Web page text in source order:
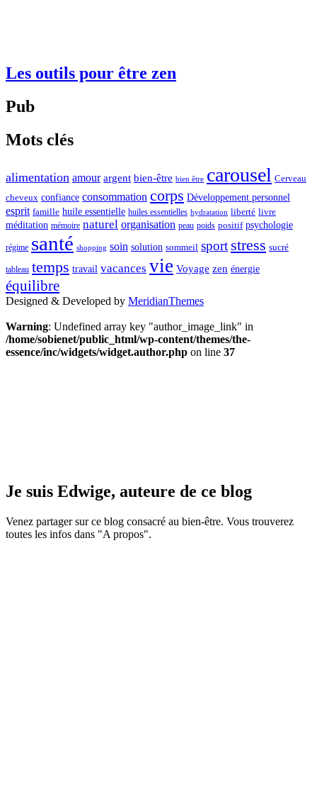
Les outils pour être zen
Pub
Mots clés
alimentation amour argent bien-être bien être carousel Cerveau
cheveux confiance consommation corps Développement personnel
esprit famille huile essentielle huiles essentielles hydratation liberté livre
méditation mémoire naturel organisation peau poids positif psychologie
régime santé shopping soin solution sommeil sport stress sucré
tableau temps travail vacances vie Voyage zen énergie
équilibre
Designed & Developed by MeridianThemes
Warning: Undefined array key "author_image_link" in
/home/sobienet/public_html/wp-content/themes/the-
essence/inc/widgets/widget.author.php on line 37
Je suis Edwige, auteure de ce blog
Venez partager sur ce blog consacré au bien-être. Vous trouverez
toutes les infos dans "A propos".